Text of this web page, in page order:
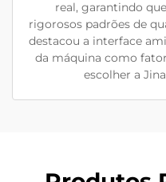
real, garantindo
rigorosos padrões de
destacou a interface
da máquina como
escolher a